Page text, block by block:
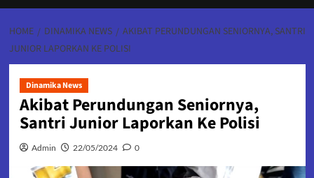
HOME DINAMIKA NEWS
AKIBAT PERUNDUNGAN SENIORNYA, SANTRI
JUNIOR LAPORKAN KE POLISI
Dinamika News
Akibat Perundungan Seniornya,
Santri Junior Laporkan Ke Polisi
Admin 22/05/2024 0